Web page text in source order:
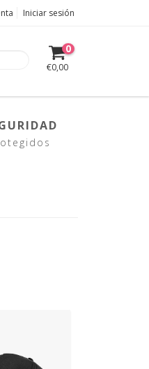
Iniciar sesión
0
€0,00